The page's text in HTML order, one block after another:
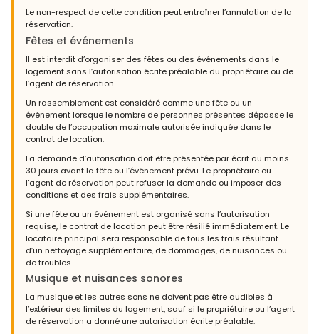
Le non-respect de cette condition peut entraîner l’annulation de la
réservation.
Fêtes et événements
Il est interdit d’organiser des fêtes ou des événements dans le
logement sans l’autorisation écrite préalable du propriétaire ou de
l’agent de réservation.
Un rassemblement est considéré comme une fête ou un
événement lorsque le nombre de personnes présentes dépasse le
double de l’occupation maximale autorisée indiquée dans le
contrat de location.
La demande d’autorisation doit être présentée par écrit au moins
30 jours avant la fête ou l’événement prévu. Le propriétaire ou
l’agent de réservation peut refuser la demande ou imposer des
conditions et des frais supplémentaires.
Si une fête ou un événement est organisé sans l’autorisation
requise, le contrat de location peut être résilié immédiatement. Le
locataire principal sera responsable de tous les frais résultant
d’un nettoyage supplémentaire, de dommages, de nuisances ou
de troubles.
Musique et nuisances sonores
La musique et les autres sons ne doivent pas être audibles à
l’extérieur des limites du logement, sauf si le propriétaire ou l’agent
de réservation a donné une autorisation écrite préalable.